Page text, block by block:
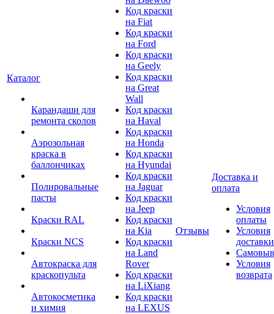
Каталог
Карандаши для
ремонта сколов
Аэрозольная
краска в
баллончиках
Полировальные
пасты
Краски RAL
Краски NCS
Автокраска для
краскопульта
Автокосметика
и химия
Код краски
на Fiat
Код краски
на Ford
Код краски
на Geely
Код краски
на Great
Wall
Код краски
на Haval
Код краски
на Honda
Код краски
на Hyundai
Код краски
на Jaguar
Код краски
на Jeep
Код краски
на Kia
Код краски
на Land
Rover
Код краски
на LiXiang
Код краски
на LEXUS
Отзывы
Доставка и
оплата
Условия
оплаты
Условия
доставки
Условия
возврата